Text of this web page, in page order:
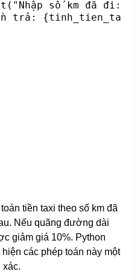
số km đã đi:
tiền taxi theo số km đã
Nếu quãng đường dài
giảm giá 10%. Python
các phép toán này một
xác.